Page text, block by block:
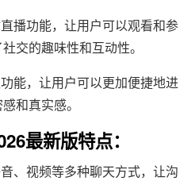
播功能，让用户可以观看和参
交的趣味性和互动性。
能，让用户可以更加便捷地进
和真实感。
最新版特点：
、视频等多种聊天方式，让沟